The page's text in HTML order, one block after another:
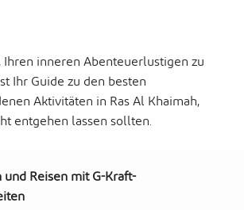
Ihren inneren Abenteuerlustigen zu
Ihr Guide zu den besten
Aktivitäten in Ras Al Khaimah,
entgehen lassen sollten.
Reisen mit G-Kraft-